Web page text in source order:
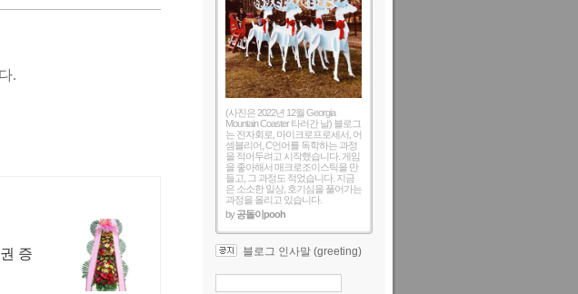
.
증
(사진은 2022년 12월 Georgia
Mountain Coaster 타러간 날) 블로그
는 전자회로, 마이크로프로세서, 어
셈블리어, C언어를 독학하는 과정
을 적어두려고 시작했습니다. 게임
을 좋아해서 매크로조이스틱을 만
들고, 그 과정도 적었습니다. 지금
은 소소한 일상, 호기심을 풀어가는
과정을 올리고 있습니다.
by공돌이pooh
블로그 인사말 (greeting)